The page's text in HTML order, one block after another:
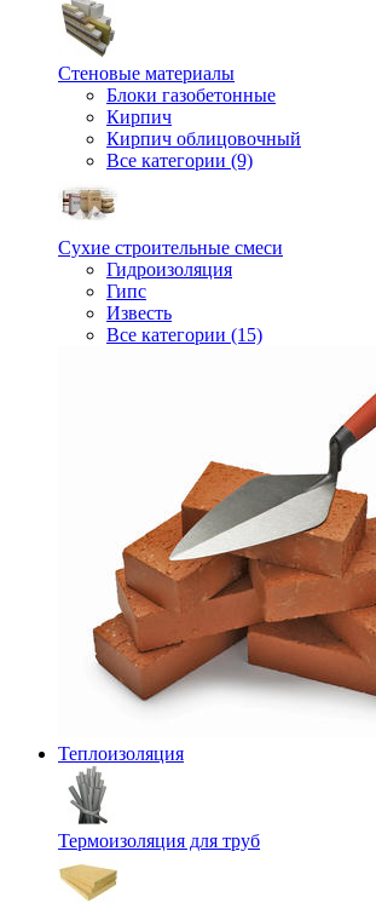
Стеновые материалы
Блоки газобетонные
Кирпич
Кирпич облицовочный
Все категории (9)
Сухие строительные смеси
Гидроизоляция
Гипс
Известь
Все категории (15)
Теплоизоляция
Термоизоляция для труб